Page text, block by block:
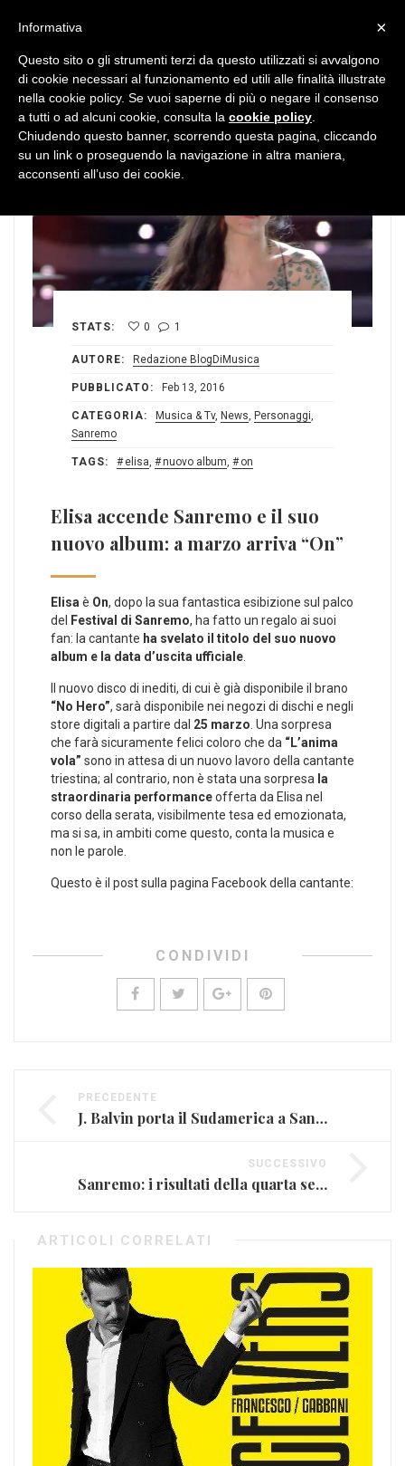
STATS: 0 1
AUTORE: Redazione BlogDiMusica
PUBBLICATO: Feb 13, 2016
CATEGORIA: Musica & Tv, News, Personaggi,
Sanremo
TAGS: elisa, nuovo album, on
Elisa accende Sanremo e il suo
nuovo album: a marzo arriva “On”
Elisaè On, dopo la sua fantastica esibizione sul palco
del
Festival di Sanremo, ha fatto un regalo ai suoi
fan: la cantante ha svelato il titolo del suo nuovo
album e la data d’uscita ufficiale.
Il nuovo disco di inediti, di cui è già disponibile il brano
“No Hero”, sarà disponibile nei negozi di dischi e negli
store digitali a partire dal 25 marzo. Una sorpresa
che farà sicuramente felici coloro che da “L’anima
vola” sono in attesa di un nuovo lavoro della cantante
triestina; al contrario, non è stata una sorpresa la
straordinaria performanceofferta da Elisa nel
corso della serata, visibilmente tesa ed emozionata,
ma si sa, in ambiti come questo, conta la musica e
non le parole.
Questo è il post sulla pagina Facebook della cantante:
CONDIVIDI
PRECEDENTE
J. Balvin porta il Sudamerica a Sanremo con “Ginza”
SUCCESSIVO
Sanremo: i risultati della quarta serata e i brani a rischio eliminazione
ARTICOLI CORRELATI
×
Informativa
Questo sito o gli strumenti terzi da questo utilizzati si avvalgono
di cookie necessari al funzionamento ed utili alle finalità illustrate
nella cookie policy. Se vuoi saperne di più o negare il consenso
a tutti o ad alcuni cookie, consulta la cookie policy
Chiudendo questo banner, scorrendo questa pagina, cliccando
su un link o proseguendo la navigazione in altra maniera,
acconsenti all’uso dei cookie.